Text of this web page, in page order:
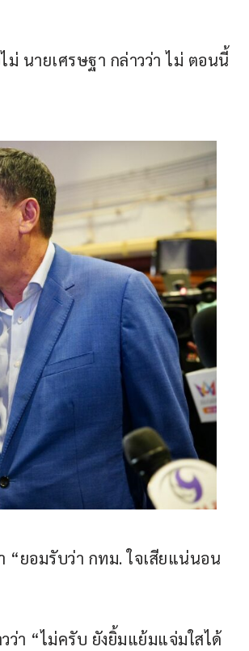
นายเศรษฐา กล่าวว่า ไม่ ตอนนี้
“ยอมรับว่า กทม. ใจเสียแน่นอน
ว่า “ไม่ครับ ยังยิ้มแย้มแจ่มใสได้